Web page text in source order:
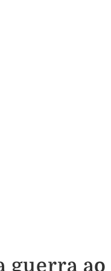
guerra